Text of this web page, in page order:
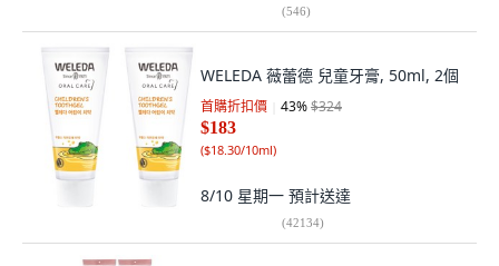
(546)
WELEDA 薇蕾德 兒童牙膏, 50ml, 2個
首購折扣價 43%$324
$183
($18.30/10ml)
8/10 星期一 預計送達
(42134)